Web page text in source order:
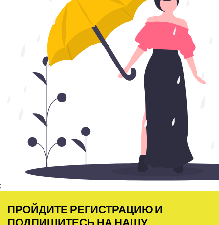
;
ПРОЙДИТЕ РЕГИСТРАЦИЮ И
ПОДПИШИТЕСЬ НА НАШУ